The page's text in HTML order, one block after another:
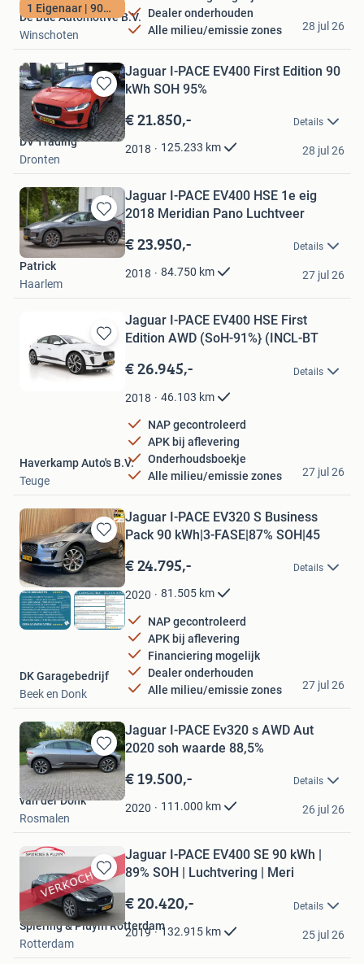
1 Eigenaar | 90Kwh
Dealer onderhouden
Alle milieu/emissie zones
De Bue Automotive B.V.
Winschoten
28 jul 26
Bewaren
in
Mijn
Favorieten
Jaguar I-PACE EV400 First Edition 90
kWh SOH 95%
€ 21.850,- Details
2018 125.233 km
DV Trading
Dronten
28 jul 26
Bewaren
in
Favorieten
Jaguar I-PACE EV400 HSE 1e eig
2018 Meridian Pano Luchtveer
€ 23.950,- Details
2018 84.750 km
Patrick
Haarlem
27 jul 26
Bewaren
in
Mijn
Favorieten
Jaguar I-PACE EV400 HSE First
Edition AWD (SoH-91%} (INCL-BT
€ 26.945,- Details
2018 46.103 km
NAP gecontroleerd
APK bij aflevering
Onderhoudsboekje
Alle milieu/emissie zones
Haverkamp Auto's B.V.
Teuge
27 jul 26
Bewaren
in
Mijn
Favorieten
Jaguar I-PACE EV320 S Business
Pack 90 kWh|3-FASE|87% SOH|45
€ 24.795,- Details
2020 81.505 km
NAP gecontroleerd
APK bij aflevering
Financiering mogelijk
Dealer onderhouden
Alle milieu/emissie zones
DK Garagebedrijf
Beek en Donk
27 jul 26
Bewaren
in
Mijn
Favorieten
Jaguar I-PACE Ev320 s AWD Aut
2020 soh waarde 88,5%
€ 19.500,- Details
2020 111.000 km
van der Donk
Rosmalen
26 jul 26
Bewaren
in
Mijn
Favorieten
Jaguar I-PACE EV400 SE 90 kWh |
89% SOH | Luchtvering | Meri
€ 20.420,- Details
2019 132.915 km
Spiering & Pluym Rotterdam
Rotterdam
25 jul 26